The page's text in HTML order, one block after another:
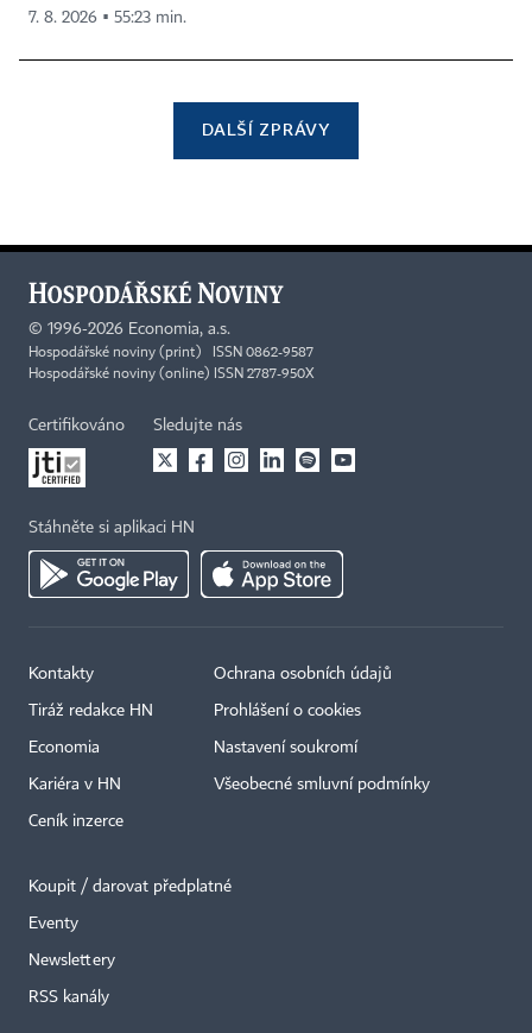
7. 8. 2026 ▪ 55:23 min.
DALŠÍ ZPRÁVY
© 1996-2026 Economia, a.s.
Hospodářské noviny (print) ISSN 0862-9587
Hospodářské noviny (online) ISSN 2787-950X
Certifikováno Sledujte nás
Stáhněte si aplikaci HN
Kontakty
Tiráž redakce HN
Economia
Kariéra v HN
Ceník inzerce
Ochrana osobních údajů
Prohlášení o cookies
Nastavení soukromí
Všeobecné smluvní podmínky
Koupit / darovat předplatné
Eventy
Newslettery
RSS kanály